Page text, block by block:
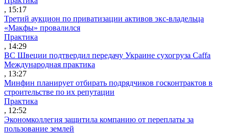
, 15:17
Третий аукцион по приватизации активов экс-владельца
«Макфы» провалился
Практика
, 14:29
ВС Швеции подтвердил передачу Украине сухогруза Caffa
Международная практика
, 13:27
Минфин планирует отбирать подрядчиков госконтрактов в
строительстве по их репутации
Практика
, 12:52
Экономколлегия защитила компанию от переплаты за
пользование землей